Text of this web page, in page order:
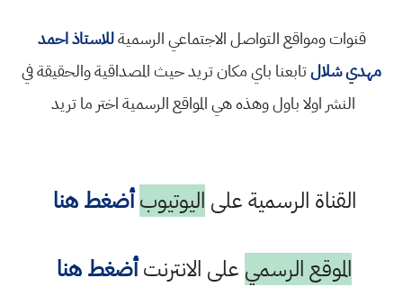
قنوات ومواقع التواصل الاجتماعي الرسميةللاستاذ احمد
مهدي شلالتابعنا باي مكان تريد حيث المصداقية والحقيقة في
النشر اولا باول وهذه هي المواقع الرسمية اختر ما تريد
القناة الرسمية على اليوتيوب أضغط هنا
الموقع الرسمي على الانترنتأضغط هنا